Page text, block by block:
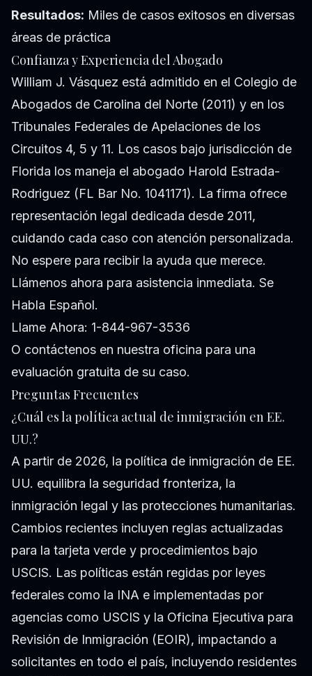
Resultados: Miles de casos exitosos en diversas
áreas de práctica
Confianza y Experiencia del Abogado
William J. Vásquez está admitido en el Colegio de
Abogados de Carolina del Norte (2011) y en los
Tribunales Federales de Apelaciones de los
Circuitos 4, 5 y 11. Los casos bajo jurisdicción de
Florida los maneja el abogado Harold Estrada-
Rodriguez (FL Bar No. 1041171). La firma ofrece
representación legal dedicada desde 2011,
cuidando cada caso con atención personalizada.
No espere para recibir la ayuda que merece.
Llámenos ahora para asistencia inmediata. Se
Habla Español.
Llame Ahora: 1-844-967-3536
O contáctenos en nuestra oficina para una
evaluación gratuita de su caso.
Preguntas Frecuentes
¿Cuál es la política actual de inmigración en EE.
UU.?
A partir de 2026, la política de inmigración de EE.
UU. equilibra la seguridad fronteriza, la
inmigración legal y las protecciones humanitarias.
Cambios recientes incluyen reglas actualizadas
para la tarjeta verde y procedimientos bajo
USCIS. Las políticas están regidas por leyes
federales como la INA e implementadas por
agencias como USCIS y la Oficina Ejecutiva para
Revisión de Inmigración (EOIR), impactando a
solicitantes en todo el país, incluyendo residentes